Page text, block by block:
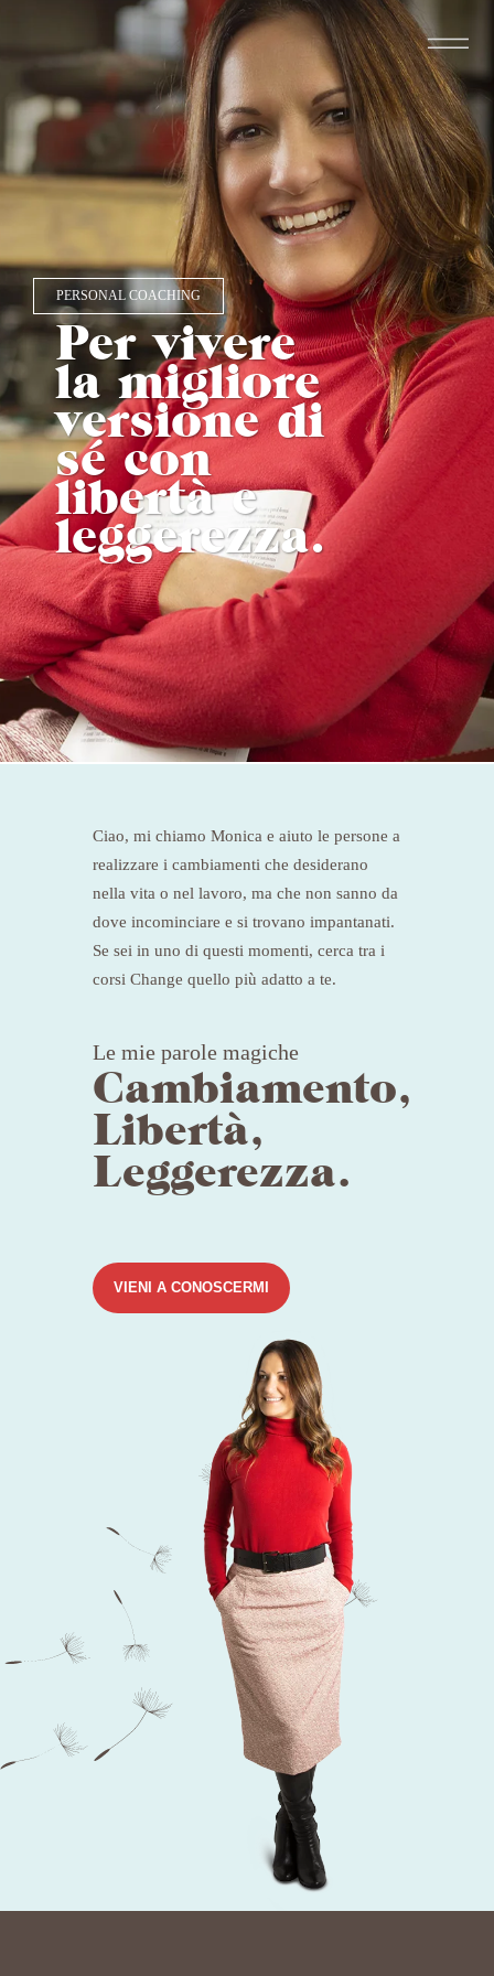
PERSONAL COACHING
Per vivere
la migliore
versione di
sé con
libertà e
leggerezza.
Ciao, mi chiamo Monica e aiuto le persone a
realizzare i cambiamenti che desiderano
nella vita o nel lavoro, ma che non sanno da
dove incominciare e si trovano impantanati.
Se sei in uno di questi momenti, cerca tra i
corsi Change quello più adatto a te.
Le mie parole magiche
Cambiamento,
Libertà,
Leggerezza.
VIENI A CONOSCERMI